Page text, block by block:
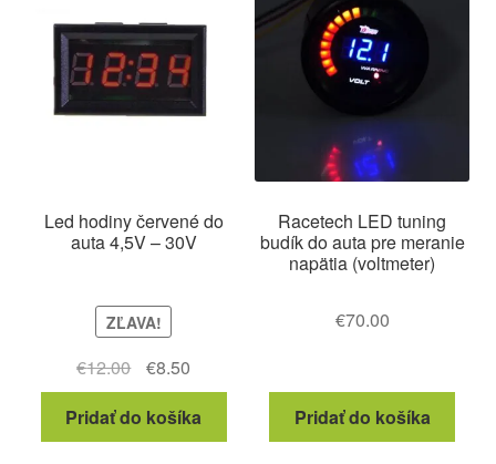
Led hodiny červené do
auta 4,5V – 30V
ZĽAVA!
€12.00 Pôvodná
cena
bola:
€12.00.
€8.50
cena
je:
€8.50.
Pridať do košíka
Racetech LED tuning
budík do auta pre meranie
napätia (voltmeter)
€70.00
Pridať do košíka